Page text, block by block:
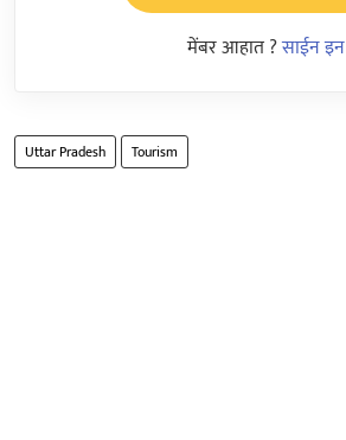
मेंबर आहात ?साईन इन
Uttar Pradesh Tourism